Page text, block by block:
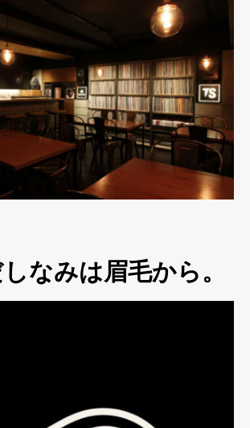
なみは眉毛から。